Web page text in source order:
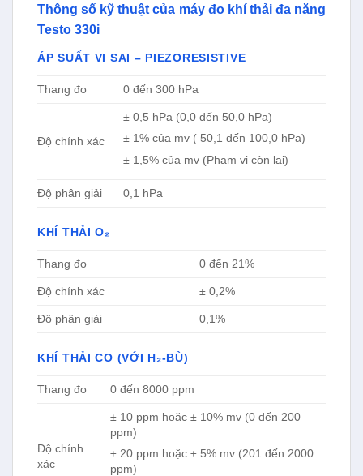
Thông số kỹ thuật của máy đo khí thải đa năng
Testo 330i
ÁP SUẤT VI SAI – PIEZORESISTIVE
Thang đo 0 đến 300 hPa
Độ chính xác
± 0,5 hPa (0,0 đến 50,0 hPa)
± 1% của mv ( 50,1 đến 100,0 hPa)
± 1,5% của mv (Phạm vi còn lại)
Độ phân giải 0,1 hPa
KHÍ THẢI O₂
Thang đo 0 đến 21%
Độ chính xác ± 0,2%
Độ phân giải 0,1%
KHÍ THẢI CO (VỚI H₂-BÙ)
Thang đo 0 đến 8000 ppm
Độ chính
xác
± 10 ppm hoặc ± 10% mv (0 đến 200
ppm)
± 20 ppm hoặc ± 5% mv (201 đến 2000
ppm)